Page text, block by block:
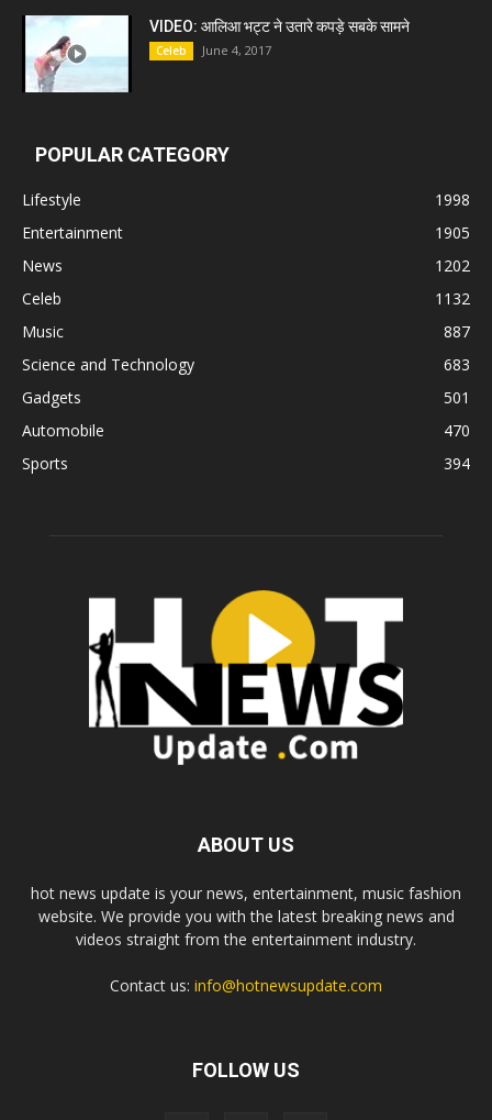
VIDEO: आलिआ भट्ट ने उतारे कपड़े सबके सामने
Celeb June 4, 2017
POPULAR CATEGORY
Lifestyle
1998
Entertainment
1905
News
1202
Celeb
1132
Music
887
Science and Technology
683
Gadgets
501
Automobile
470
Sports
394
ABOUT US
hot news update is your news, entertainment, music fashion
website. We provide you with the latest breaking news and
videos straight from the entertainment industry.
Contact us: info@hotnewsupdate.com
FOLLOW US